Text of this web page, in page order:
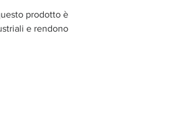
prodotto è
e rendono